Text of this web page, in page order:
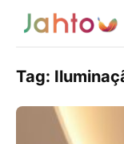
Tag: